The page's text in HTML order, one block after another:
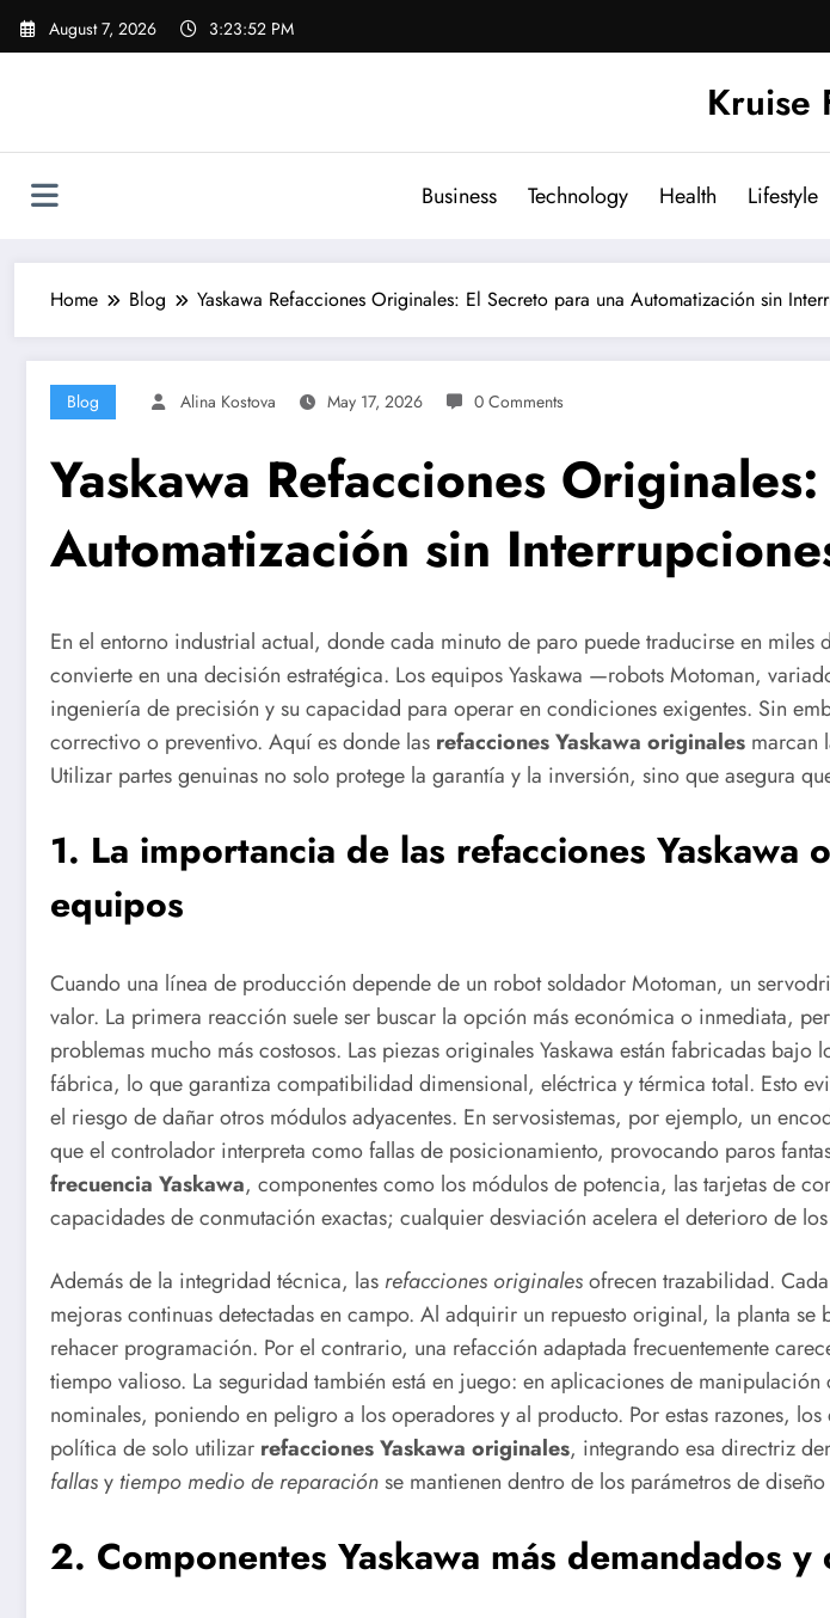
Skip
August 7, 2026 3:23:53 PM
Kruise
Business Technology Health Lifestyle
Home Blog Yaskawa Refacciones Originales: El Secreto para una Automatización sin
Blog Alina Kostova May 17, 2026 0 Comments
Yaskawa Refacciones
Automatización sin
En el entorno industrial actual, donde cada minuto de paro puede traducirse en
convierte en una decisión estratégica. Los equipos Yaskawa —robots Motoman,
ingeniería de precisión y su capacidad para operar en condiciones exigentes. Sin
correctivo o preventivo. Aquí es donde las refacciones Yaskawa originales marcan
Utilizar partes genuinas no solo protege la garantía y la inversión, sino que asegura
1. La importancia de las refacciones
equipos
Cuando una línea de producción depende de un robot soldador Motoman, un
valor. La primera reacción suele ser buscar la opción más económica o inmediata,
problemas mucho más costosos. Las piezas originales Yaskawa están fabricadas
fábrica, lo que garantiza compatibilidad dimensional, eléctrica y térmica total. Esto
el riesgo de dañar otros módulos adyacentes. En servosistemas, por ejemplo, un
que el controlador interpreta como fallas de posicionamiento, provocando paros
frecuencia Yaskawa, componentes como los módulos de potencia, las tarjetas de
capacidades de conmutación exactas; cualquier desviación acelera el deterioro de
Además de la integridad técnica, las refacciones originalesofrecen trazabilidad.
mejoras continuas detectadas en campo. Al adquirir un repuesto original, la planta
rehacer programación. Por el contrario, una refacción adaptada frecuentemente
tiempo valioso. La seguridad también está en juego: en aplicaciones de
nominales, poniendo en peligro a los operadores y al producto. Por estas razones,
política de solo utilizar refacciones Yaskawa originales, integrando esa directriz
fallasy tiempo medio de reparaciónse mantienen dentro de los parámetros de
2. Componentes Yaskawa más demandados